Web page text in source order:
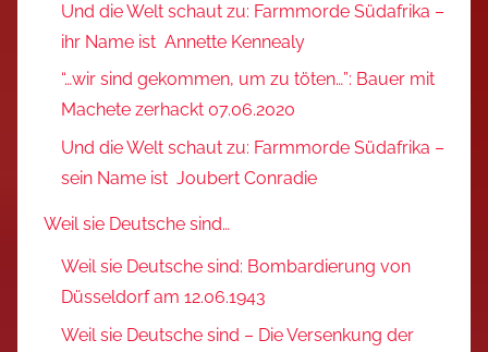
Und die Welt schaut zu: Farmmorde Südafrika –
ihr Name ist Annette Kennealy
“…wir sind gekommen, um zu töten…”: Bauer mit
Machete zerhackt 07.06.2020
Und die Welt schaut zu: Farmmorde Südafrika –
sein Name ist Joubert Conradie
Weil sie Deutsche sind…
Weil sie Deutsche sind: Bombardierung von
Düsseldorf am 12.06.1943
Weil sie Deutsche sind – Die Versenkung der